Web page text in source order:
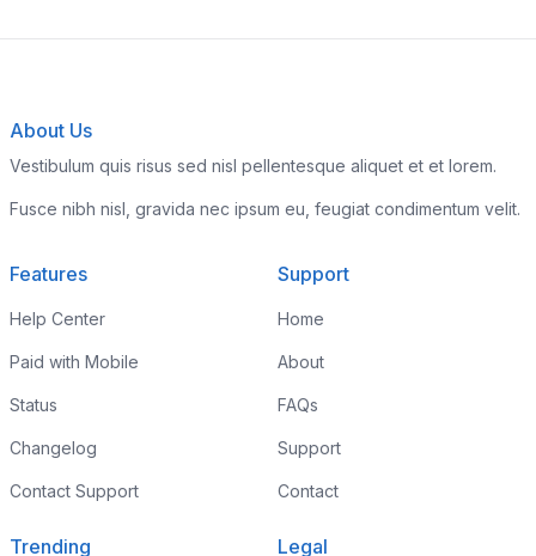
About Us
Vestibulum quis risus sed nisl pellentesque aliquet et et lorem.
Fusce nibh nisl, gravida nec ipsum eu, feugiat condimentum velit.
Features
Help Center
Paid with Mobile
Status
Changelog
Contact Support
Support
Home
About
FAQs
Support
Contact
Trending Legal